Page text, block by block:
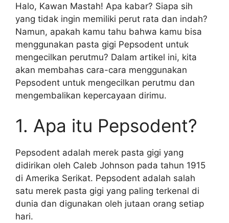
Halo, Kawan Mastah! Apa kabar? Siapa sih
yang tidak ingin memiliki perut rata dan indah?
Namun, apakah kamu tahu bahwa kamu bisa
menggunakan pasta gigi Pepsodent untuk
mengecilkan perutmu? Dalam artikel ini, kita
akan membahas cara-cara menggunakan
Pepsodent untuk mengecilkan perutmu dan
mengembalikan kepercayaan dirimu.
1. Apa itu Pepsodent?
Pepsodent adalah merek pasta gigi yang
didirikan oleh Caleb Johnson pada tahun 1915
di Amerika Serikat. Pepsodent adalah salah
satu merek pasta gigi yang paling terkenal di
dunia dan digunakan oleh jutaan orang setiap
hari.